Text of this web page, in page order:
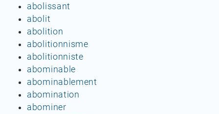
abolissant
abolit
abolition
abolitionnisme
abolitionniste
abominable
abominablement
abomination
abominer